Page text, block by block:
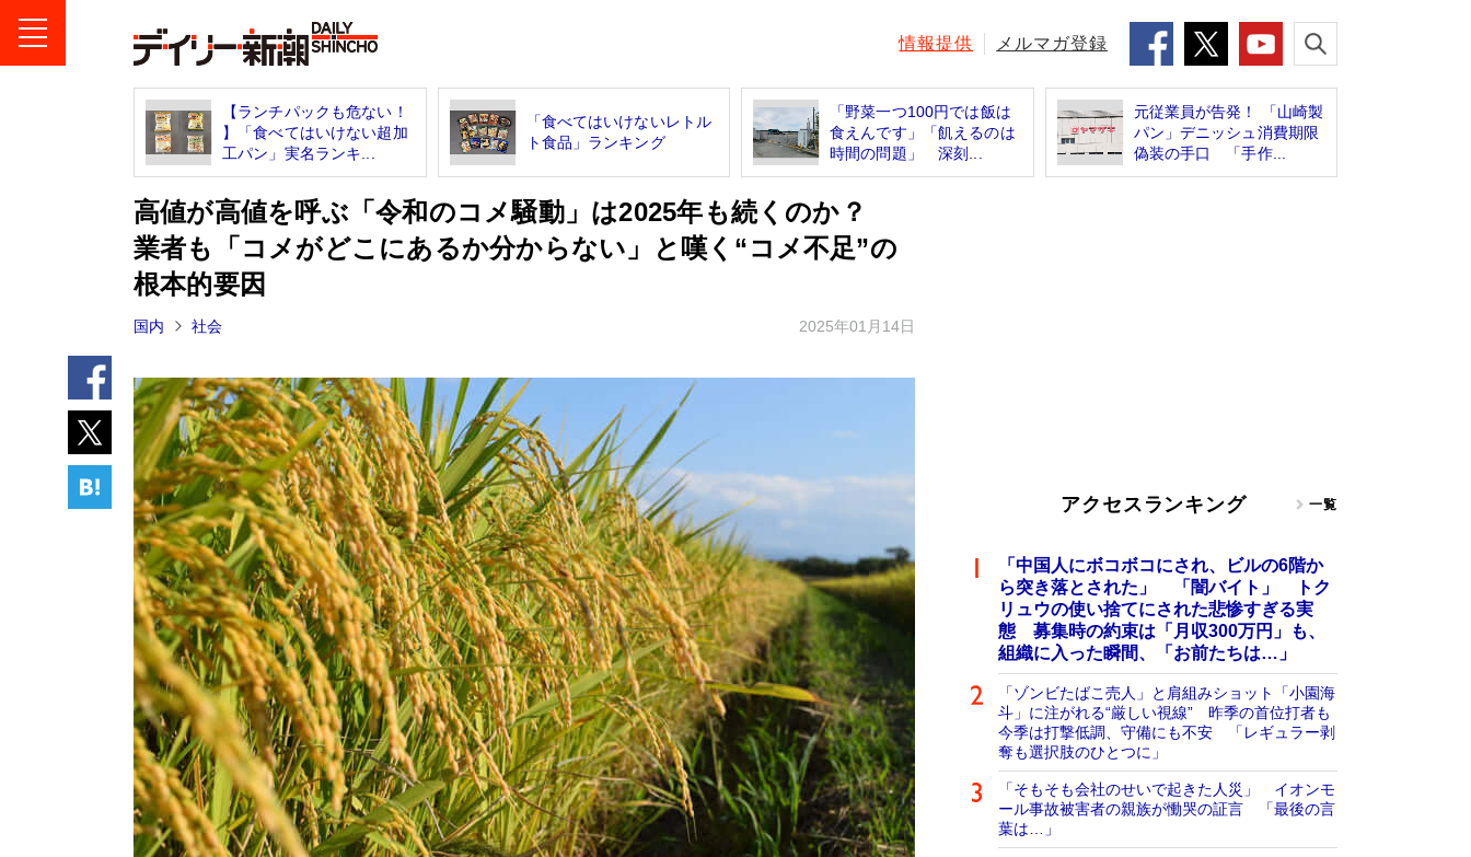
情報提供 メルマガ登録
【ランチパックも危ない！
】「食べてはいけない超加
工パン」実名ランキ...
「食べてはいけないレトル
ト食品」ランキング
「野菜一つ100円では飯は
食えんです」「飢えるのは
時間の問題」 深刻...
元従業員が告発！ 「山崎製
パン」デニッシュ消費期限
偽装の手口 「手作...
高値が高値を呼ぶ「令和のコメ騒動」は2025年も続くのか？
業者も「コメがどこにあるか分からない」と嘆く“コメ不足”の
根本的要因
国内 社会 2025年01月14日
アクセスランキング 一覧
「中国人にボコボコにされ、ビルの6階か
ら突き落とされた」 「闇バイト」 トク
リュウの使い捨てにされた悲惨すぎる実
態 募集時の約束は「月収300万円」も、
組織に入った瞬間、「お前たちは…」
「ゾンビたばこ売人」と肩組みショット「小園海
斗」に注がれる“厳しい視線” 昨季の首位打者も
今季は打撃低調、守備にも不安 「レギュラー剥
奪も選択肢のひとつに」
「そもそも会社のせいで起きた人災」 イオンモ
ール事故被害者の親族が慟哭の証言 「最後の言
葉は…」